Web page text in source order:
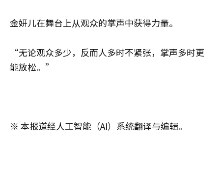
金妍儿在舞台上从观众的掌声中获得力量。
“无论观众多少，反而人多时不紧张，掌声多时更
能放松。”
※ 本报道经人工智能（AI）系统翻译与编辑。